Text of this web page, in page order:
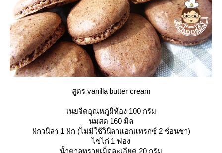
สูตร vanilla butter cream
เนยจืดอุณหภูมิห้อง 100 กรัม
นมสด 160 มิล
ฝักวนิลา 1 ฝัก (ไม่มีใช้วินิลาแอกแทรกซ์ 2 ช้อนชา)
ไข่ไก่ 1 ฟอง
น้ำตาลทรายเม็ดละเอียด 20 กรัม